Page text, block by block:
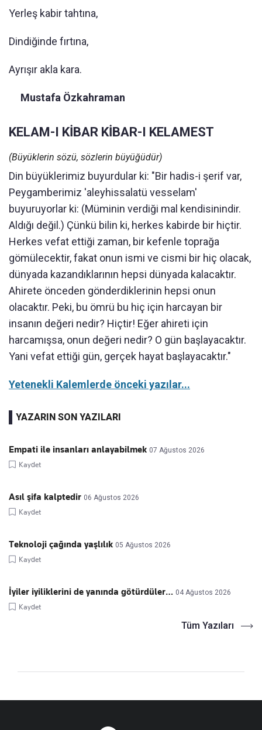
Yerleş kabir tahtına,
Dindiğinde fırtına,
Ayrışır akla kara.
Mustafa Özkahraman
KELAM-I KİBAR KİBAR-I KELAMEST
(Büyüklerin sözü, sözlerin büyüğüdür)
Din büyüklerimiz buyurdular ki: "Bir hadis-i şerif var,
Peygamberimiz 'aleyhissalatü vesselam'
buyuruyorlar ki: (Müminin verdiği mal kendisinindir.
Aldığı değil.) Çünkü bilin ki, herkes kabirde bir hiçtir.
Herkes vefat ettiği zaman, bir kefenle toprağa
gömülecektir, fakat onun ismi ve cismi bir hiç olacak,
dünyada kazandıklarının hepsi dünyada kalacaktır.
Ahirete önceden gönderdiklerinin hepsi onun
olacaktır. Peki, bu ömrü bu hiç için harcayan bir
insanın değeri nedir? Hiçtir! Eğer ahireti için
harcamışsa, onun değeri nedir? O gün başlayacaktır.
Yani vefat ettiği gün, gerçek hayat başlayacaktır."
Yetenekli Kalemlerde önceki yazılar...
YAZARIN SON YAZILARI
Empati ile insanları anlayabilmek 07 Ağustos 2026
Kaydet
Asıl şifa kalptedir 06 Ağustos 2026
Kaydet
Teknoloji çağında yaşlılık 05 Ağustos 2026
Kaydet
İyiler iyiliklerini de yanında götürdüler… 04 Ağustos 2026
Kaydet
Tüm Yazıları